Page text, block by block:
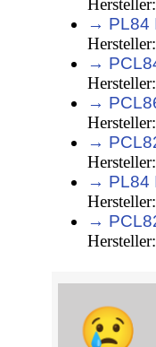
→ PL84
→
→
→
→ PL84
→